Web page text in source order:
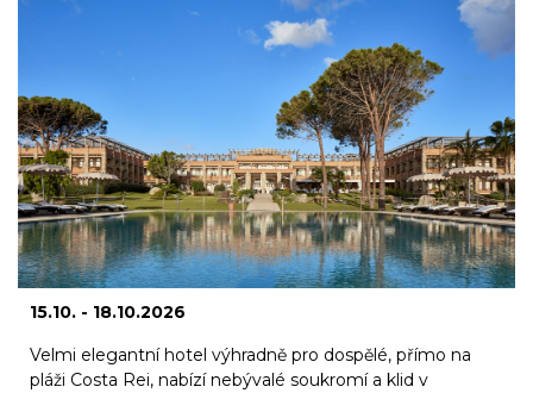
15.10. - 18.10.2026
Velmi elegantní hotel výhradně pro dospělé, přímo na
pláži Costa Rei, nabízí nebývalé soukromí a klid v